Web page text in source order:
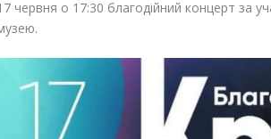
червня о 17:30 благодійний концерт за